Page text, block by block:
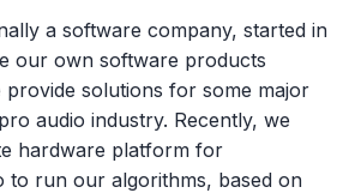
a software company, started in
our own software products
provide solutions for some major
audio industry. Recently, we
hardware platform for
to run our algorithms, based on